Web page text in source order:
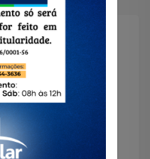
você precisa!